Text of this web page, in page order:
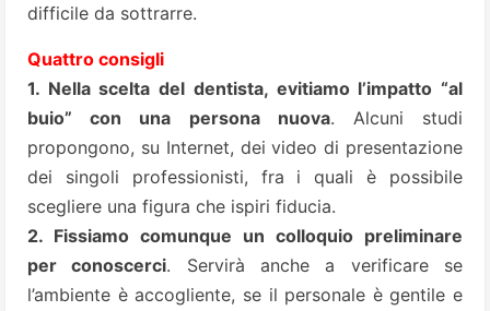
difficile da sottrarre.
Quattro consigli
1. Nella scelta del dentista, evitiamo l’impatto “al
buio” con una persona nuova. Alcuni studi
propongono, su Internet, dei video di presentazione
dei singoli professionisti, fra i quali è possibile
scegliere una figura che ispiri fiducia.
2. Fissiamo comunque un colloquio preliminare
per conoscerci. Servirà anche a verificare se
l’ambiente è accogliente, se il personale è gentile e